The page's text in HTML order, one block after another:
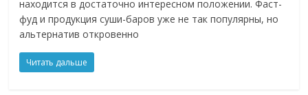
находится в достаточно интересном положении. Фаст-
фуд и продукция суши-баров уже не так популярны, но
альтернатив откровенно
Читать дальше